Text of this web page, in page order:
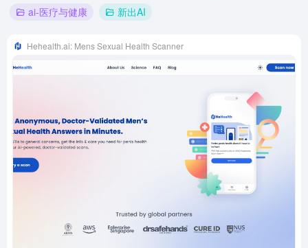
ai-医疗与健康 新出AI
Hehealth.ai: Mens Sexual Health Scanner